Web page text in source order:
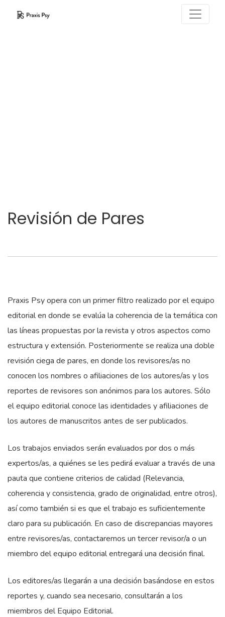
Revisión de Pares
Praxis Psy opera con un primer filtro realizado por el equipo
editorial en donde se evalúa la coherencia de la temática con
las líneas propuestas por la revista y otros aspectos como
estructura y extensión. Posteriormente se realiza una doble
revisión ciega de pares, en donde los revisores/as no
conocen los nombres o afiliaciones de los autores/as y los
reportes de revisores son anónimos para los autores. Sólo
el equipo editorial conoce las identidades y afiliaciones de
los autores de manuscritos antes de ser publicados.
Los trabajos enviados serán evaluados por dos o más
expertos/as, a quiénes se les pedirá evaluar a través de una
pauta que contiene criterios de calidad (Relevancia,
coherencia y consistencia, grado de originalidad, entre otros),
así como también si es que el trabajo es suficientemente
claro para su publicación. En caso de discrepancias mayores
entre revisores/as, contactaremos un tercer revisor/a o un
miembro del equipo editorial entregará una decisión final.
Los editores/as llegarán a una decisión basándose en estos
reportes y, cuando sea necesario, consultarán a los
miembros del Equipo Editorial.